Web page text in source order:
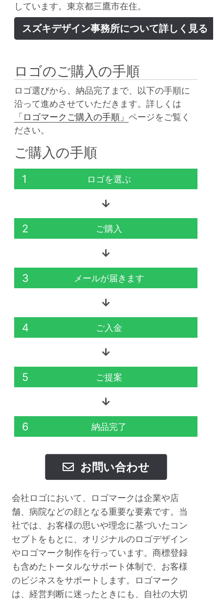
しています。東京都三鷹市在住。
スズキデザイン事務所について詳しく見る
ロゴのご購入の手順
ロゴ選びから、納品完了まで、以下の手順に
沿って進めさせていただきます。詳しくは
「ロゴマークご購入の手順」ページをご覧く
ださい。
ご購入の手順
1 ロゴを選ぶ
2 ご購入
3 メールが届きます
4 ご入金
5 ご提案
6 納品完了
お問い合わせ
会社ロゴにおいて、ロゴマークは企業や店
舗、病院などの顔となる重要な要素です。当
社では、お客様の思いや理念に基づいたコン
セプトをもとに、オリジナルのロゴデザイン
やロゴマーク制作を行っています。商標登録
も含めたトータルなサポート体制で、お客様
のビジネスをサポートします。ロゴマーク
は、経営判断に迷ったときにも、自社の大切